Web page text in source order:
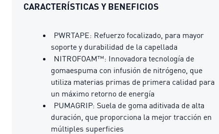
CARACTERÍSTICAS Y BENEFICIOS
PWRTAPE: Refuerzo focalizado, para mayor
soporte y durabilidad de la capellada
NITROFOAM™: Innovadora tecnología de
gomaespuma con infusión de nitrógeno, que
utiliza materias primas de primera calidad para
un máximo retorno de energía
PUMAGRIP: Suela de goma aditivada de alta
duración, que proporciona la mejor tracción en
múltiples superficies